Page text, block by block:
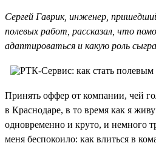
Сергей Гаврик, инженер,
полевых работ, рассказал, что
адаптироваться и какую роль
Принять оффер от компании, чей
в Краснодаре, в то время как я
одновременно и круто, и немного
меня беспокоило: как влиться в